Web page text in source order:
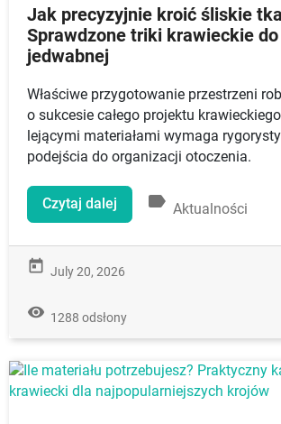
Jak precyzyjnie kroić śliskie
Sprawdzone triki krawieckie
jedwabnej
Właściwe przygotowanie przestrzeni
o sukcesie całego projektu
lejącymi materiałami wymaga
podejścia do organizacji otoczenia.
Czytaj dalej label Aktualności
today July 20, 2026
remove_red_eye 1288 odsłony